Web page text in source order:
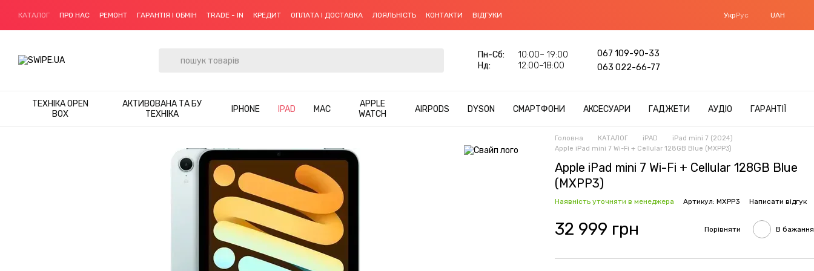
КАТАЛОГ ПРО НАС РЕМОНТ ГАРАНТІЯ І ОБМІН TRADE - IN КРЕДИТ ОПЛАТА І ДОСТАВКА ЛОЯЛЬНІСТЬ КОНТАКТИ ВІДГУКИ УкрРус UAH
Пн-Cб:
10:00– 19:00
Нд:
12:00–18:00
067 109-90-33
063 022-66-77
ТЕХНІКА OPEN
BOX
АКТИВОВАНА ТА БУ
ТЕХНІКА
IPHONE IPAD MAC
APPLE
WATCH
AIRPODS DYSON СМАРТФОНИ АКСЕСУАРИ ГАДЖЕТИ АУДІО ГАРАНТІЇ
Головна КАТАЛОГ iPAD
iPad mini 7 (2024)
Apple iPad mini 7 Wi-Fi + Cellular 128GB Blue (MXPP3)
Apple iPad mini 7 Wi-Fi + Cellular 128GB Blue
(MXPP3)
Наявність уточняти в менеджера Артикул: MXPP3 Написати відгук
32 999 грн Порівняти В бажання